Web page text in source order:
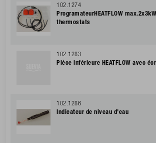
102.1274
ProgramateurHEATFLOW
thermostats
102.1283
Pièce inférieure HEATFLOW avec
102.1286
Indicateur de niveau d'eau